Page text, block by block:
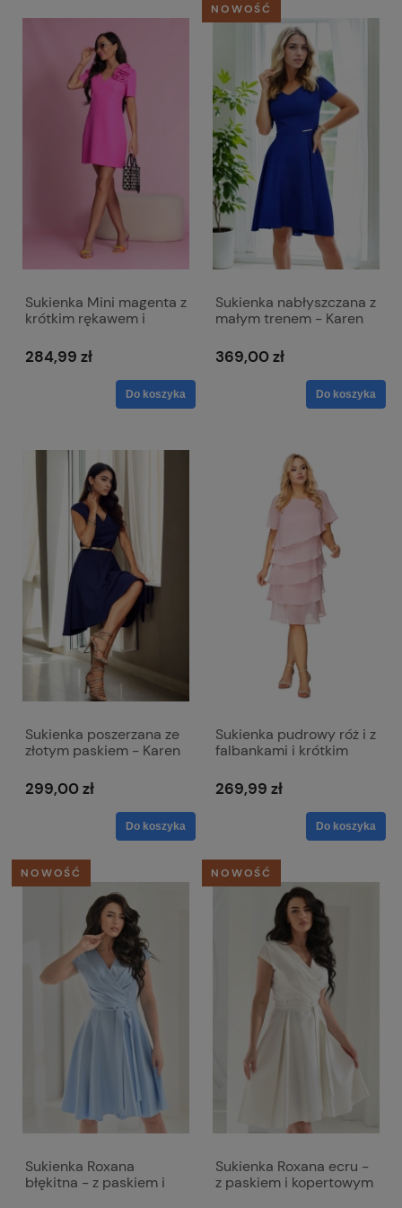
Sukienka Mini magenta z
krótkim rękawem i
Emma
284,99 zł
Do koszyka
Sukienka nabłyszczana z
małym trenem - Karen
369,00 zł
Do koszyka
NOWOŚĆ
Sukienka poszerzana ze
złotym paskiem - Karen
299,00 zł
Do koszyka
Sukienka pudrowy róż i z
falbankami i krótkim
269,99 zł
Do koszyka
Sukienka Roxana
błękitna - z paskiem i
NOWOŚĆ
Sukienka Roxana ecru -
z paskiem i kopertowym
NOWOŚĆ